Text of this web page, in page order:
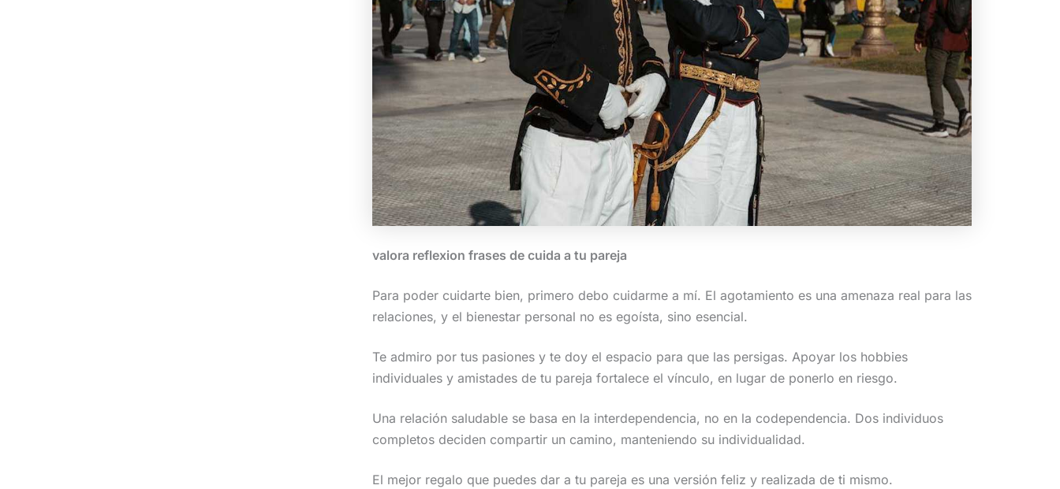
valora reflexion frases de cuida a tu pareja
Para poder cuidarte bien, primero debo cuidarme a mí. El agotamiento es una amenaza real para las
relaciones, y el bienestar personal no es egoísta, sino esencial.
Te admiro por tus pasiones y te doy el espacio para que las persigas. Apoyar los hobbies
individuales y amistades de tu pareja fortalece el vínculo, en lugar de ponerlo en riesgo.
Una relación saludable se basa en la interdependencia, no en la codependencia. Dos individuos
completos deciden compartir un camino, manteniendo su individualidad.
El mejor regalo que puedes dar a tu pareja es una versión feliz y realizada de ti mismo.